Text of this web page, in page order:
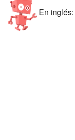
En inglés: